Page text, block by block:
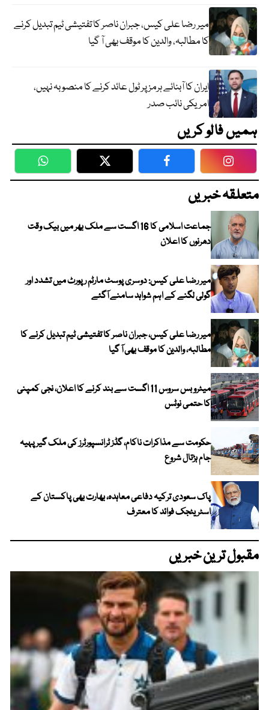
میر رضا علی کیس، جبران ناصر کا تفتیشی ٹیم تبدیل کرنے
کا مطالبہ، والدین کا موقف بھی آ گیا
ایران کا آبنائے ہرمز پر ٹول عائد کرنے کا منصوبہ نہیں،
امریکی نائب صدر
ہمیں فالو کریں
WhatsApp Twitter Facebook
متعلقہ خبریں
جماعت اسلامی کا 16 اگست سے ملک بھر میں بیک وقت
دھرنوں کا اعلان
میر رضا علی کیس: دوسری پوسٹ مارٹم رپورٹ میں تشدد اور
گولی لگنے کے اہم شواہد سامنے آگئے
میر رضا علی کیس، جبران ناصر کا تفتیشی ٹیم تبدیل کرنے کا
مطالبہ، والدین کا موقف بھی آ گیا
میٹرو بس سروس 11 اگست سے بند کرنے کا اعلان، نجی کمپنی
کا حتمی نوٹس
حکومت سے مذاکرات ناکام، گڈز ٹرانسپورٹرز کی ملک گیر پہیہ
جام ہڑتال شروع
پاک سعودی ترکیہ دفاعی معاہدہ، بھارت بھی پاکستان کے
اسٹریٹجک فوائد کا معترف
مقبول ترین خبریں